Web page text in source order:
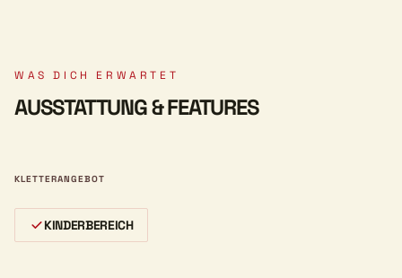
WAS DICH ERWARTET
AUSSTATTUNG & FEATURES
KLETTERANGEBOT
KINDERBEREICH